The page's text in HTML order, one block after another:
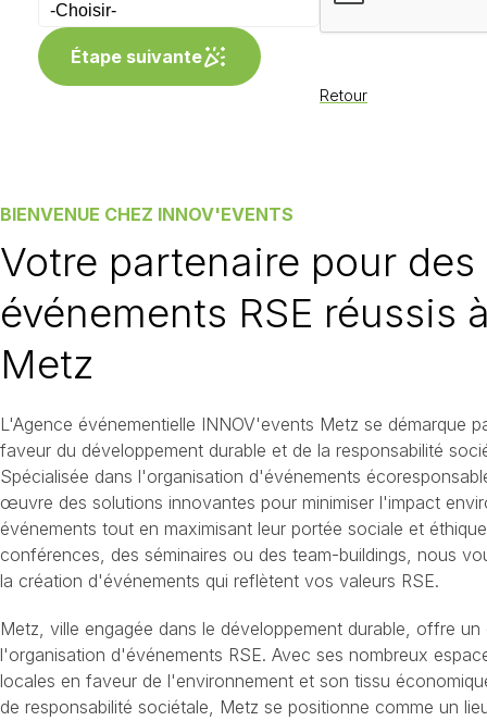
Étape suivante
Retour
BIENVENUE CHEZ INNOV'EVENTS
Votre partenaire pour des
événements RSE réussis
Metz
L'Agence événementielle INNOV'events Metz se démarque
faveur du développement durable et de la responsabilité
Spécialisée dans l'organisation d'événements
œuvre des solutions innovantes pour minimiser l'impact
événements tout en maximisant leur portée sociale et
conférences, des séminaires ou des team-buildings, nous
la création d'événements qui reflètent vos valeurs RSE.
Metz, ville engagée dans le développement durable, offre un
l'organisation d'événements RSE. Avec ses nombreux
locales en faveur de l'environnement et son tissu
de responsabilité sociétale, Metz se positionne comme un